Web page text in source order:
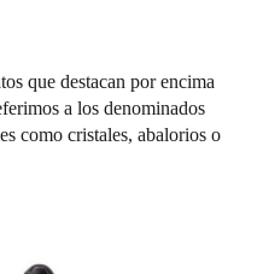
que destacan por encima
a los denominados
como cristales, abalorios o